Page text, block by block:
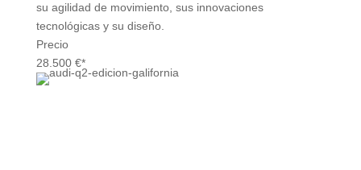
su agilidad de movimiento, sus innovaciones
tecnológicas y su diseño.
Precio
28.500 €*